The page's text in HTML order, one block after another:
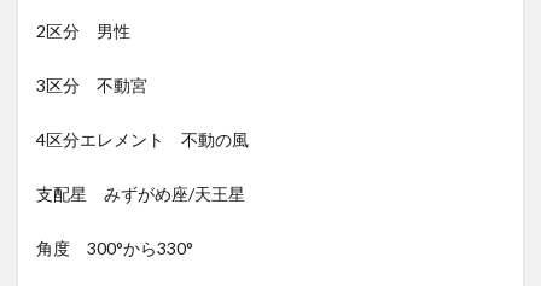
2区分 男性
3区分 不動宮
4区分エレメント 不動の風
支配星 みずがめ座/天王星
角度 300°から330°